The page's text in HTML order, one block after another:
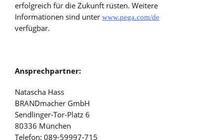
erfolgreich für die Zukunft rüsten. Weitere
Informationen sind unter www.pega.com/de
verfügbar.
Ansprechpartner:
Natascha Hass
BRANDmacher GmbH
Sendlinger-Tor-Platz 6
80336 München
Telefon: 089-59997-715